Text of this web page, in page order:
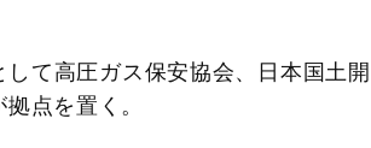
て高圧ガス保安協会、日本国土開
点を置く。